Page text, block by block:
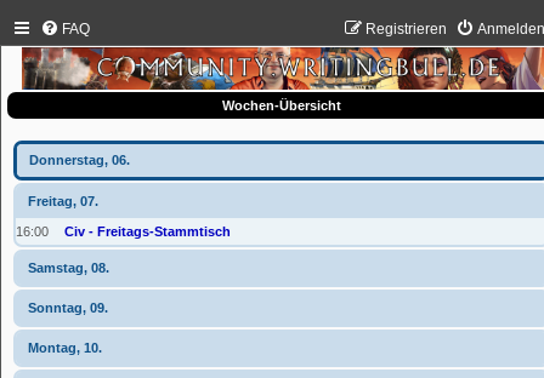
FAQ Registrieren
Wochen-Übersicht
Donnerstag, 06.
Freitag, 07.
16:00 Civ - Freitags-Stammtisch
Samstag, 08.
Sonntag, 09.
Montag, 10.